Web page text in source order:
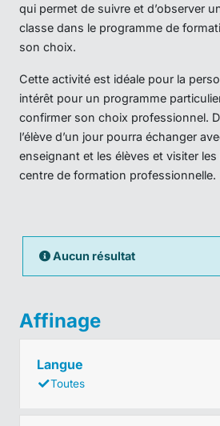
qui permet de suivre et d’observer
classe dans le programme de
son choix.
Cette activité est idéale pour la
intérêt pour un programme
confirmer son choix professionnel.
l’élève d’un jour pourra échanger
enseignant et les élèves et visiter
centre de formation professionnelle.
Aucun résultat
Affinage
Langue
Toutes